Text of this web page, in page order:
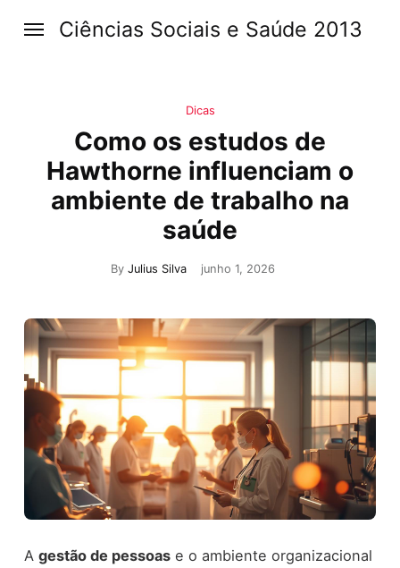
Ciências Sociais e Saúde 2013
Dicas
Como os estudos de
Hawthorne influenciam o
ambiente de trabalho na
saúde
By Julius Silva junho 1, 2026
A gestão de pessoase o ambiente organizacional